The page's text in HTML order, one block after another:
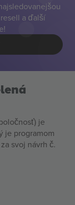
a ďalší
je
je programom
svoj návrh č.